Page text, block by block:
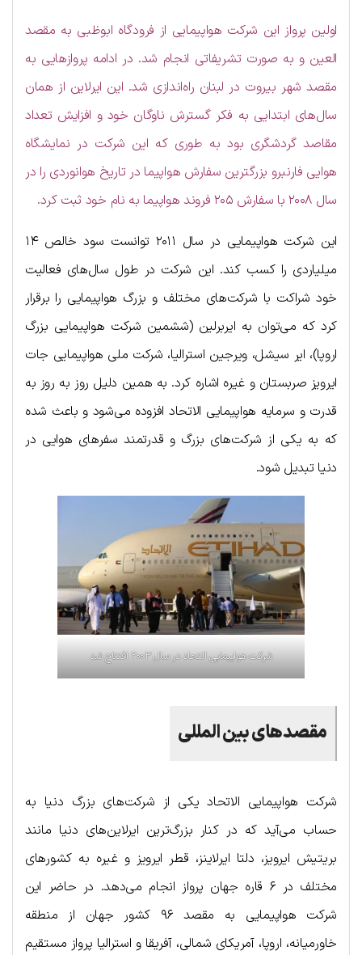
اولین پرواز این شرکت هواپیمایی از فرودگاه ابوظبی به مقصد
العین و به صورت تشریفاتی انجام شد. در ادامه پروازهایی به
مقصد شهر بیروت در لبنان راه‌اندازی شد. این ایرلاین از همان
سال‌های ابتدایی به فکر گسترش ناوگان خود و افزایش تعداد
مقاصد گردشگری بود به طوری که این شرکت در نمایشگاه
هوایی فارنبرو بزرگترین سفارش هواپیما در تاریخ هوانوردی را در
سال ۲۰۰۸ با سفارش ۲۰۵ فروند هواپیما به نام خود ثبت کرد.
این شرکت هواپیمایی در سال ۲۰۱۱ توانست سود خالص ۱۴
میلیاردی را کسب کند. این شرکت در طول سال‌های فعالیت
خود شراکت با شرکت‌های مختلف و بزرگ هواپیمایی را برقرار
کرد که می‌توان به ایربرلین (ششمین شرکت هواپیمایی بزرگ
اروپا)، ایر سیشل، ویرجین استرالیا، شرکت ملی هواپیمایی جات
ایرویز صربستان و غیره اشاره کرد. به همین دلیل روز به روز به
قدرت و سرمایه هواپیمایی الاتحاد افزوده می‌شود و باعث شده
که به یکی از شرکت‌های بزرگ و قدرتمند سفرهای هوایی در
دنیا تبدیل شود.
شرکت هواپیمایی التحاد در سال ۲۰۰۳ افتتاح شد
مقصدهای بین المللی
شرکت هواپیمایی الاتحاد یکی از شرکت‌های بزرگ دنیا به
حساب می‌آید که در کنار بزرگ‌ترین ایرلاین‌های دنیا مانند
بریتیش ایرویز، دلتا ایرلاینز، قطر ایرویز و غیره به کشورهای
مختلف در ۶ قاره جهان پرواز انجام می‌دهد. در حاضر این
شرکت هواپیمایی به مقصد ۹۶ کشور جهان از منطقه
خاورمیانه، اروپا، آمریکای شمالی، آفریقا و استرالیا پرواز مستقیم